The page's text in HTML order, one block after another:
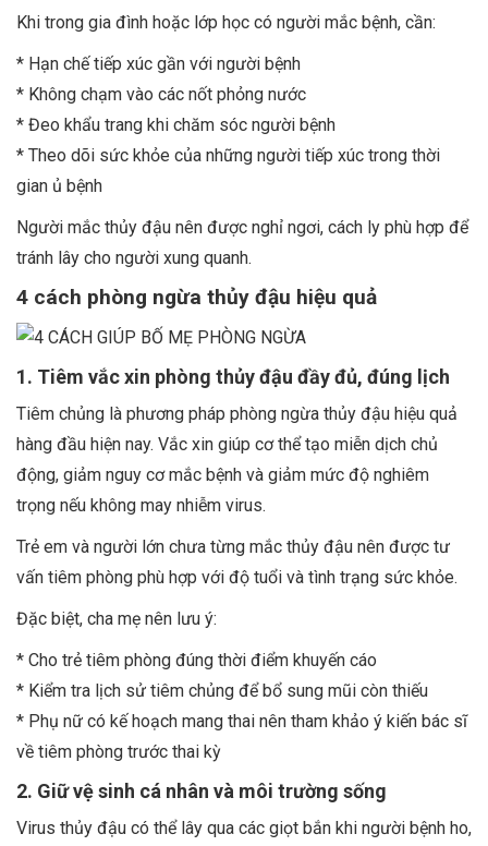
Khi trong gia đình hoặc lớp học có người mắc bệnh, cần:
* Hạn chế tiếp xúc gần với người bệnh
* Không chạm vào các nốt phỏng nước
* Đeo khẩu trang khi chăm sóc người bệnh
* Theo dõi sức khỏe của những người tiếp xúc trong thời
gian ủ bệnh
Người mắc thủy đậu nên được nghỉ ngơi, cách ly phù hợp để
tránh lây cho người xung quanh.
4 cách phòng ngừa thủy đậu hiệu quả
1. Tiêm vắc xin phòng thủy đậu đầy đủ, đúng lịch
Tiêm chủng là phương pháp phòng ngừa thủy đậu hiệu quả
hàng đầu hiện nay. Vắc xin giúp cơ thể tạo miễn dịch chủ
động, giảm nguy cơ mắc bệnh và giảm mức độ nghiêm
trọng nếu không may nhiễm virus.
Trẻ em và người lớn chưa từng mắc thủy đậu nên được tư
vấn tiêm phòng phù hợp với độ tuổi và tình trạng sức khỏe.
Đặc biệt, cha mẹ nên lưu ý:
* Cho trẻ tiêm phòng đúng thời điểm khuyến cáo
* Kiểm tra lịch sử tiêm chủng để bổ sung mũi còn thiếu
* Phụ nữ có kế hoạch mang thai nên tham khảo ý kiến bác sĩ
về tiêm phòng trước thai kỳ
2. Giữ vệ sinh cá nhân và môi trường sống
Virus thủy đậu có thể lây qua các giọt bắn khi người bệnh ho,